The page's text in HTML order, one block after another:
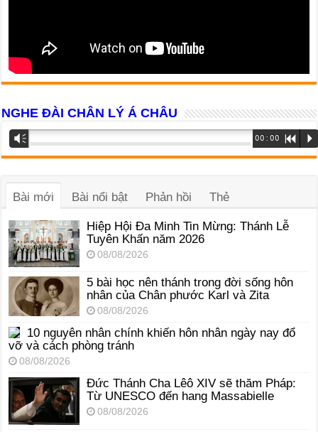
NGHE ĐÀI CHÂN LÝ Á CHÂU
Trình
phát
âm
Vm 00:00 R P
Bài mới Bài nổi bật Phản hồi Thẻ
Hiệp Hội Đa Minh Tin Mừng: Thánh Lễ
Tuyên Khấn năm 2026
08/08/2026
5 bài học nên thánh trong đời sống hôn
nhân của Chân phước Karl và Zita
08/08/2026
10 nguyên nhân chính khiến hôn nhân ngày nay đổ
vỡ và cách phòng tránh
08/08/2026
Đức Thánh Cha Lêô XIV sẽ thăm Pháp:
Từ UNESCO đến hang Massabielle
08/08/2026